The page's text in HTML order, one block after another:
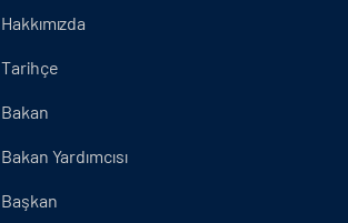
Hakkımızda
Tarihçe
Bakan
Bakan Yardımcısı
Başkan